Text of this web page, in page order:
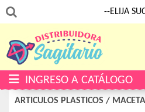
--ELIJA
INGRESO A CATÁLOGO
ARTICULOS PLASTICOS /